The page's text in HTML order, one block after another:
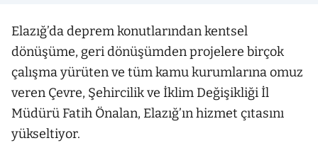
Elazığ’da deprem konutlarından kentsel
dönüşüme, geri dönüşümden projelere birçok
çalışma yürüten ve tüm kamu kurumlarına omuz
veren Çevre, Şehircilik ve İklim Değişikliği İl
Müdürü Fatih Önalan, Elazığ’ın hizmet çıtasını
yükseltiyor.